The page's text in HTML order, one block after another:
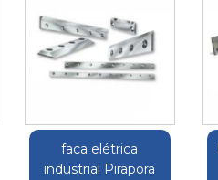
faca elétrica
industrial Pirapora